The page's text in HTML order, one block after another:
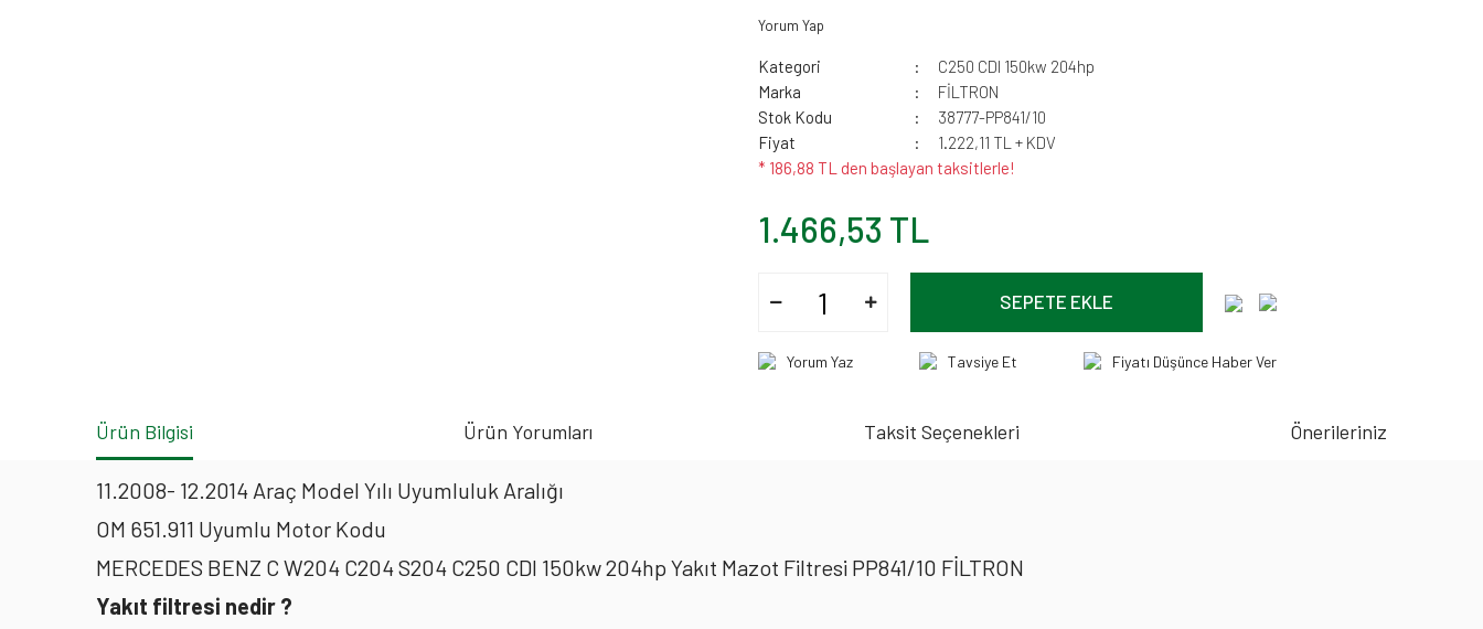
Yorum Yap
Kategori
C250 CDI 150kw 204hp
Marka
FİLTRON
Stok Kodu
38777-PP841/10
Fiyat
1.222,11 TL + KDV
* 186,88 TL den başlayan taksitlerle!
1.466,53 TL
SEPETE EKLE
Yorum Yaz Tavsiye Et Fiyatı Düşünce Haber Ver
Ürün Bilgisi Ürün Yorumları Taksit Seçenekleri Önerileriniz
11.2008- 12.2014 Araç Model Yılı Uyumluluk Aralığı
OM 651.911 Uyumlu Motor Kodu
MERCEDES BENZ C W204 C204 S204 C250 CDI 150kw 204hp Yakıt Mazot Filtresi PP841/10 FİLTRON
Yakıt filtresi nedir ?